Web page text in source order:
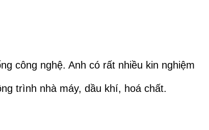
công nghệ. Anh có rất nhiều kin nghiệm
trình nhà máy, dầu khí, hoá chất.